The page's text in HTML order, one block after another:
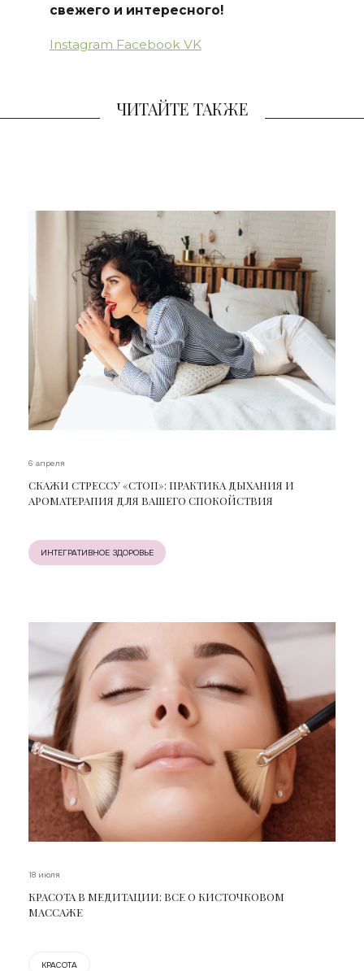
свежего и интересного!
Instagram Facebook VK
ЧИТАЙТЕ ТАКЖЕ
6 апреля
СКАЖИ СТРЕССУ «СТОП»: ПРАКТИКА ДЫХАНИЯ И
АРОМАТЕРАПИЯ ДЛЯ ВАШЕГО СПОКОЙСТВИЯ
ИНТЕГРАТИВНОЕ ЗДОРОВЬЕ
18 июля
КРАСОТА В МЕДИТАЦИИ: ВСЕ О КИСТОЧКОВОМ
МАССАЖЕ
КРАСОТА